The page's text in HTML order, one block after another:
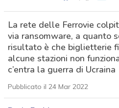
La rete delle Ferrovie
via ransomware, a quanto
risultato è che biglietterie
alcune stazioni non
c’entra la guerra di Ucraina
Pubblicato il 24 Mar 2022